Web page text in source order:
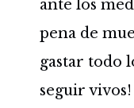
ante los
pena de
gastar todo
seguir